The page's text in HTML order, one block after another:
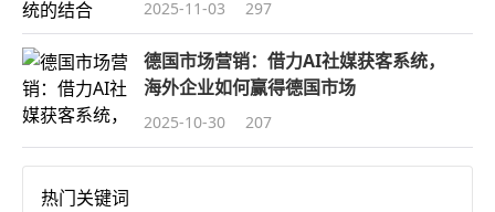
2025-11-03 297
德国市场营销：借力AI社媒获客系统，
海外企业如何赢得德国市场
2025-10-30 207
热门关键词